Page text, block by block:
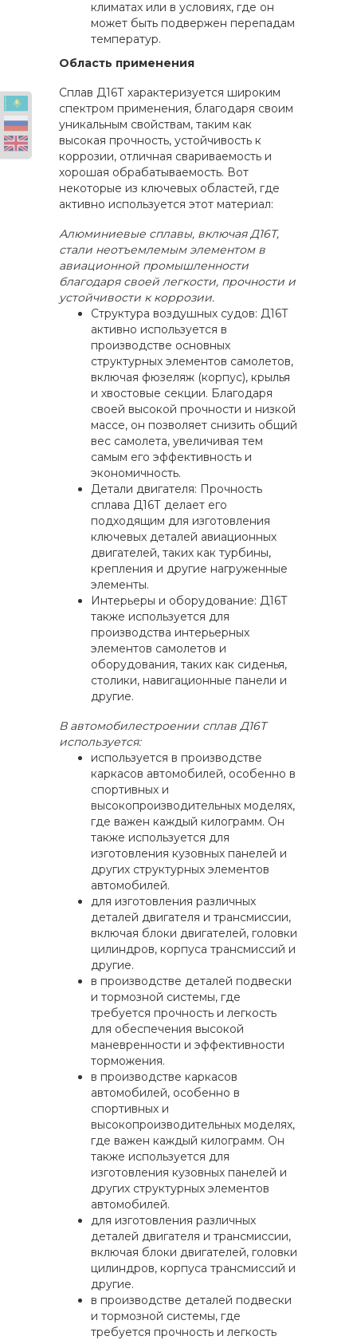
климатах или в условиях, где он
может быть подвержен перепадам
температур.
Область применения
Сплав Д16Т характеризуется широким
спектром применения, благодаря своим
уникальным свойствам, таким как
высокая прочность, устойчивость к
коррозии, отличная свариваемость и
хорошая обрабатываемость. Вот
некоторые из ключевых областей, где
активно используется этот материал:
Алюминиевые сплавы, включая Д16Т,
стали неотъемлемым элементом в
авиационной промышленности
благодаря своей легкости, прочности и
устойчивости к коррозии.
Структура воздушных судов: Д16Т
активно используется в
производстве основных
структурных элементов самолетов,
включая фюзеляж (корпус), крылья
и хвостовые секции. Благодаря
своей высокой прочности и низкой
массе, он позволяет снизить общий
вес самолета, увеличивая тем
самым его эффективность и
экономичность.
Детали двигателя: Прочность
сплава Д16Т делает его
подходящим для изготовления
ключевых деталей авиационных
двигателей, таких как турбины,
крепления и другие нагруженные
элементы.
Интерьеры и оборудование: Д16Т
также используется для
производства интерьерных
элементов самолетов и
оборудования, таких как сиденья,
столики, навигационные панели и
другие.
В автомобилестроении сплав Д16Т
используется:
используется в производстве
каркасов автомобилей, особенно в
спортивных и
высокопроизводительных моделях,
где важен каждый килограмм. Он
также используется для
изготовления кузовных панелей и
других структурных элементов
автомобилей.
для изготовления различных
деталей двигателя и трансмиссии,
включая блоки двигателей, головки
цилиндров, корпуса трансмиссий и
другие.
в производстве деталей подвески
и тормозной системы, где
требуется прочность и легкость
для обеспечения высокой
маневренности и эффективности
торможения.
в производстве каркасов
автомобилей, особенно в
спортивных и
высокопроизводительных моделях,
где важен каждый килограмм. Он
также используется для
изготовления кузовных панелей и
других структурных элементов
автомобилей.
для изготовления различных
деталей двигателя и трансмиссии,
включая блоки двигателей, головки
цилиндров, корпуса трансмиссий и
другие.
в производстве деталей подвески
и тормозной системы, где
требуется прочность и легкость